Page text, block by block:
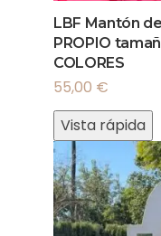
LBF Mantón
PROPIO
COLORES
55,00 €
Vista rápida